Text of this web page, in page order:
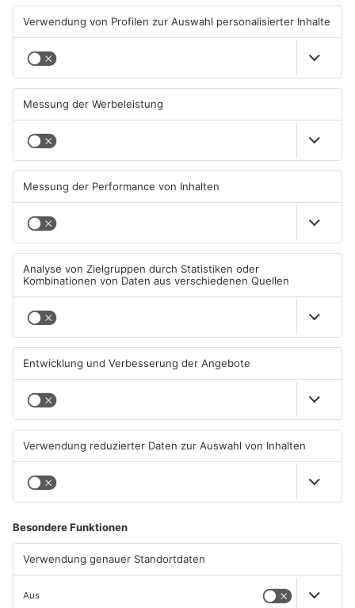
Ausstellung in Bruchköbel
zum Thema "Wasser im
Klimawandel"
07.08.2026, 05:00 UHR IN MAIN-
KINZIG-KREIS
Wohnhausbrand in Maintal:
Zwei Menschen verletzt
06.08.2026, 15:42 UHR IN MAIN-
KINZIG-KREIS
Gute Nachrichten für Pendler
Hanau
KINZIG-KREIS
Wächtersbacher
Schwimmbad bleibt heute
KINZIG-KREIS